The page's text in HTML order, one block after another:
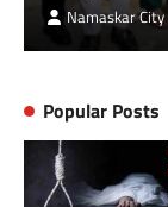
Namaskar City
Popular Posts